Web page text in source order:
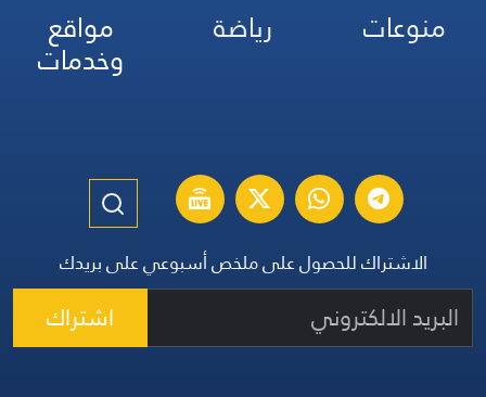
منوعات
رياضة مواقع
وخدمات
الاشتراك للحصول على ملخص أسبوعي على بريدك
اشتراك